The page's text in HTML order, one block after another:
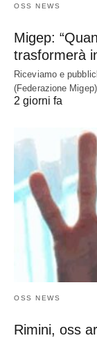
OSS NEWS
Migep:
trasformerà
Riceviamo e
(Federazione
2 giorni fa
OSS NEWS
Rimini, oss